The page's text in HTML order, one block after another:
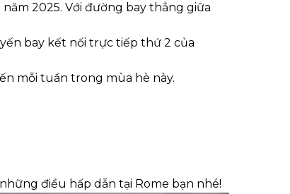
2025. Với đường bay thẳng giữa
bay kết nối trực tiếp thứ 2 của
mỗi tuần trong mùa hè này.
điều hấp dẫn tại Rome bạn nhé!